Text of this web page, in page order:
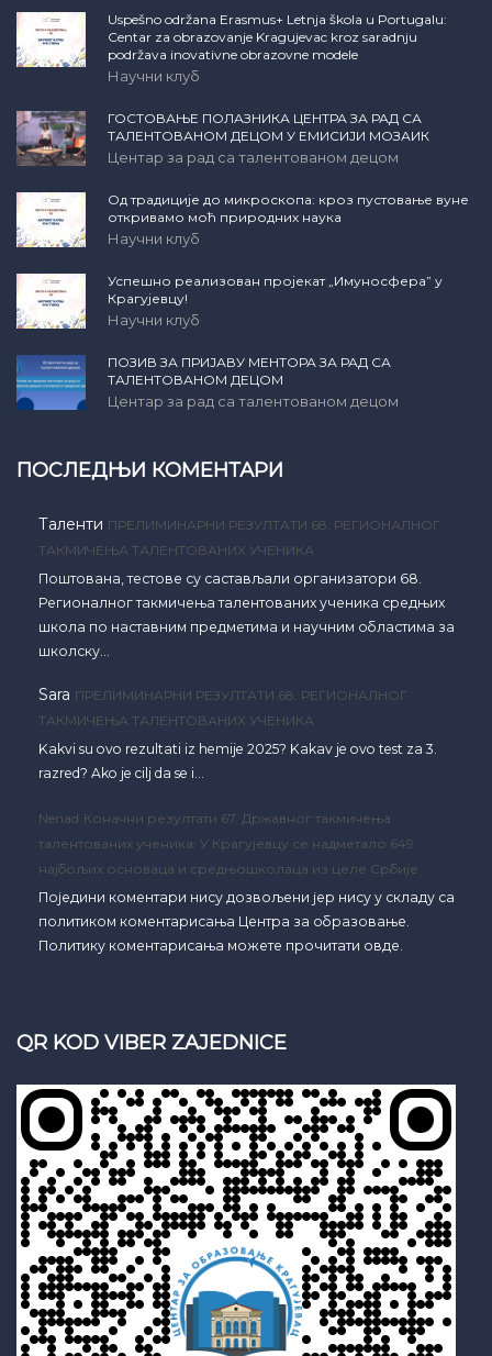
Uspešno održana Erasmus+ Letnja škola u Portugalu:
Centar za obrazovanje Kragujevac kroz saradnju
podržava inovativne obrazovne modele
Научни клуб
ГОСТОВАЊЕ ПОЛАЗНИКА ЦЕНТРА ЗА РАД СА
ТАЛЕНТОВАНОМ ДЕЦОМ У ЕМИСИЈИ МОЗАИК
Центар за рад са талентованом децом
Од традиције до микроскопа: кроз пустовање вуне
откривамо моћ природних наука
Научни клуб
Успешно реализован пројекат „Имуносфера” у
Крагујевцу!
Научни клуб
ПОЗИВ ЗА ПРИЈАВУ МЕНТОРА ЗА РАД СА
ТАЛЕНТОВАНОМ ДЕЦОМ
Центар за рад са талентованом децом
ПОСЛЕДЊИ КОМЕНТАРИ
Таленти ПРЕЛИМИНАРНИ РЕЗУЛТАТИ 68. РЕГИОНАЛНОГ
ТАКМИЧЕЊА ТАЛЕНТОВАНИХ УЧЕНИКА
Поштована, тестове су састављали организатори 68.
Регионалног такмичења талентованих ученика средњих
школа по наставним предметима и научним областима за
школску…
Sara ПРЕЛИМИНАРНИ РЕЗУЛТАТИ 68. РЕГИОНАЛНОГ
ТАКМИЧЕЊА ТАЛЕНТОВАНИХ УЧЕНИКА
Kakvi su ovo rezultati iz hemije 2025? Kakav je ovo test za 3.
razred? Ako je cilj da se i…
Nenad Коначни резултати 67. Државног такмичења
талентованих ученика: У Крагујевцу се надметало 649
најбољих основаца и средњошколаца из целе Србије
Поједини коментари нису дозвољени јер нису у складу са
политиком коментарисања Центра за образовање.
Политику коментарисања можете прочитати овде.
QR KOD VIBER ZAJEDNICE